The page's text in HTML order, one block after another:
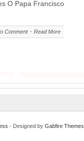
O Papa Francisco
Comment Read More
- Designed by Gabfire Themes